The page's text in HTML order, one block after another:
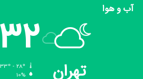
آب و هوا
تهران
32
10%